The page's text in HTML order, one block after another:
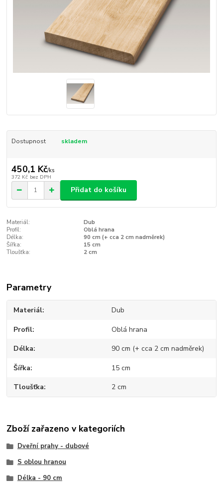
Dostupnost skladem
450,1 Kč/ks
372 Kč bez DPH
Přidat do košíku
Materiál:
Dub
Profil:
Oblá hrana
Délka:
90 cm (+ cca 2 cm nadměrek)
Šířka:
15 cm
Tloušťka:
2 cm
Parametry
Materiál Dub
Profil Oblá hrana
Délka 90 cm (+ cca 2 cm nadměrek)
Šířka 15 cm
Tloušťka 2 cm
Zboží zařazeno v kategoriích
Dveřní prahy - dubové
S oblou hranou
Délka - 90 cm